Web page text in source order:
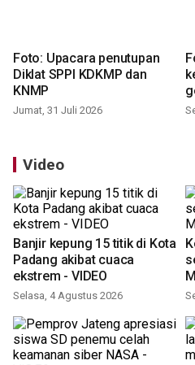
Foto: Upacara penutupan
Diklat SPPI KDKMP dan
KNMP
Jumat, 31 Juli 2026
Video
Banjir kepung 15 titik di Kota
Padang akibat cuaca
ekstrem - VIDEO
Selasa, 4 Agustus 2026